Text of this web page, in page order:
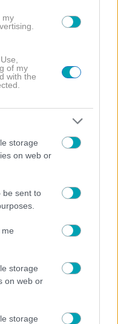
my
of my
with the
storage
on web or
be sent to
storage
on web or
storage
Σε αυτή τη «χρυσή»
μπέμπα της- Όλα
στο κύκλωμα
της Παπαρίζου: H
βράχος δίπλα της